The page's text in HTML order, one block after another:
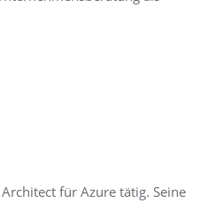
für Azure tätig. Seine